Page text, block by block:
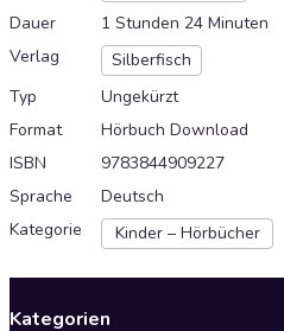
Dauer
1 Stunden 24 Minuten
Verlag
Silberfisch
Typ
Ungekürzt
Format
Hörbuch Download
ISBN
9783844909227
Sprache
Deutsch
Kategorie
Kinder – Hörbücher
Kategorien